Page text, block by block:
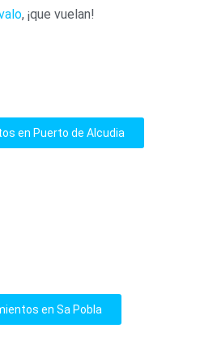
, ¡que vuelan!
en Puerto de Alcudia
en Sa Pobla